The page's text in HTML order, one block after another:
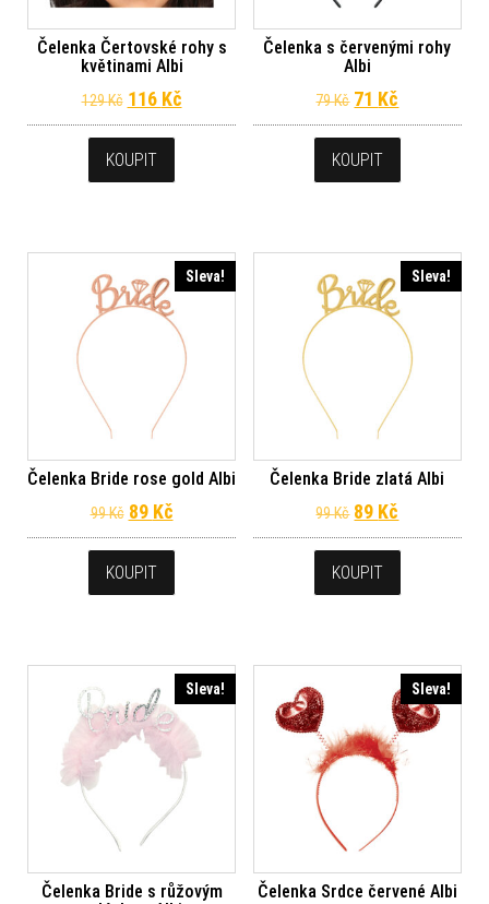
Čelenka Čertovské rohy s
květinami Albi
129Kč Původní cena byla: 129 Kč.
116 KčAktuální cena je: 116 Kč.
KOUPIT
Čelenka s červenými rohy
Albi
79Kč Původní cena
71 Kč
KOUPIT
Sleva!
Čelenka Bride rose gold Albi
99Kč Původní cena byla: 99 Kč.
89 KčAktuální cena je: 89 Kč.
KOUPIT
Sleva!
Čelenka Bride zlatá Albi
99Kč Původní cena
89 Kč
KOUPIT
Sleva!
Čelenka Bride s růžovým
Sleva!
Čelenka Srdce červené Albi